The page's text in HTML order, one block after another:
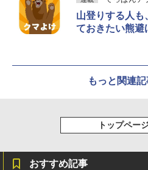
山登りする人も
ておきたい熊避
もっと関連
トップペー
おすすめ記事